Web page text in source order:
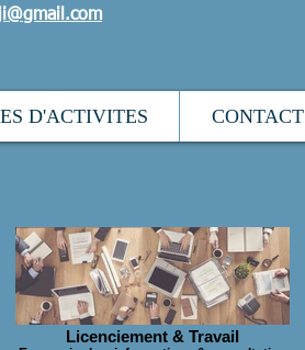
D'ACTIVITES CONTACT
Licenciement & Travail